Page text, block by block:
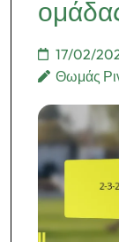
17/02/
Θωμάς